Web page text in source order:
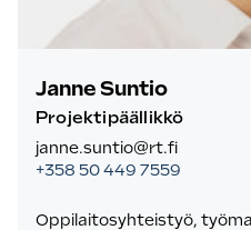
Janne Suntio
Projektipäällikkö
janne.suntio@rt.fi
+358 50 449 7559
Oppilaitosyhteistyö,